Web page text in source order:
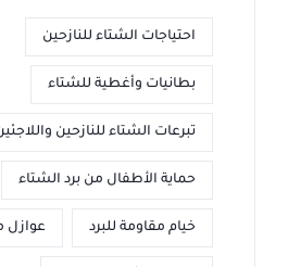
احتياجات الشتاء للنازحين
بطانيات وأغطية للشتاء
تبرعات الشتاء للنازحين
حماية الأطفال من برد الشتاء
خيام مقاومة للبرد عوازل